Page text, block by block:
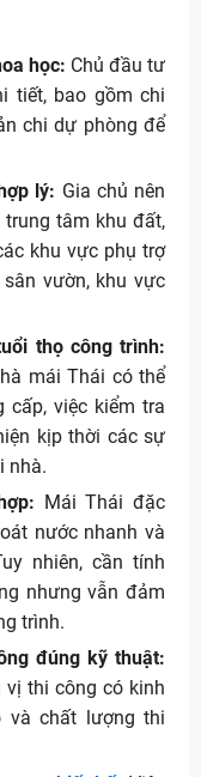
học: Chủ đầu tư
tiết, bao gồm chi
chi dự phòng để
lý: Gia chủ nên
tâm khu đất,
khu vực phụ trợ
vườn, khu vực
thọ công trình:
mái Thái có thể
cấp, việc kiểm tra
kịp thời các sự
nhà.
Mái Thái đặc
nước nhanh và
nhiên, cần tính
nhưng vẫn đảm
trình.
đúng kỹ thuật:
thi công có kinh
và chất lượng thi